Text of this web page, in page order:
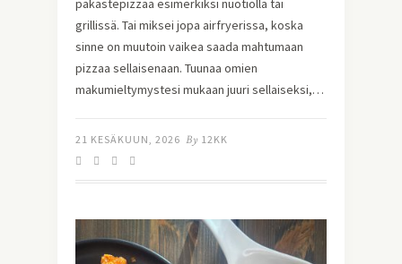
pakastepizzaa esimerkiksi nuotiolla tai
grillissä. Tai miksei jopa airfryerissa, koska
sinne on muutoin vaikea saada mahtumaan
pizzaa sellaisenaan. Tuunaa omien
makumieltymystesi mukaan juuri sellaiseksi,…
21 KESÄKUUN, 2026 By 12KK